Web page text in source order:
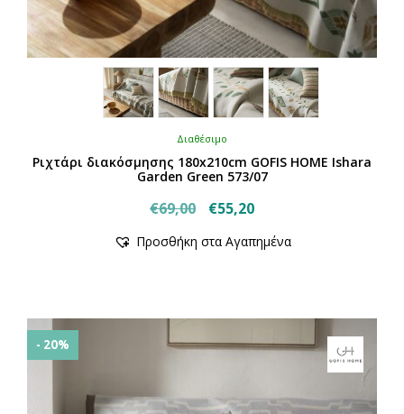
Διαθέσιμο
Ριχτάρι διακόσμησης 180x210cm GOFIS HOME Ishara
Garden Green 573/07
€69,00
Original
was:
€55,20Η
τιμή
Προσθήκη στα Αγαπημένα
- 20%